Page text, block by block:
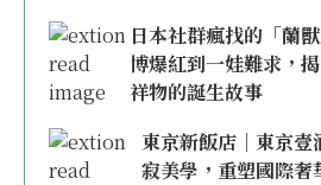
日本社群瘋找的「蘭
博爆紅到一娃難求，
祥物的誕生故事
東京新飯店｜東京
寂美學，重塑國際